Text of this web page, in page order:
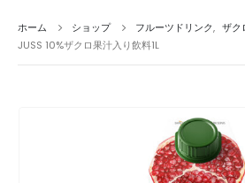
ホーム ショップ フルーツドリンク, ザク
JUSS 10%ザクロ果汁入り飲料1L